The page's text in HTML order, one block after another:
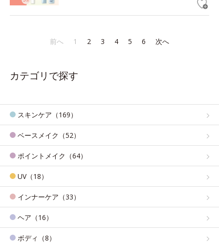
前へ 1 2 3 4 5 6 次へ
カテゴリで探す
スキンケア（169）
ベースメイク（52）
ポイントメイク（64）
UV（18）
インナーケア（33）
ヘア（16）
ボディ（8）